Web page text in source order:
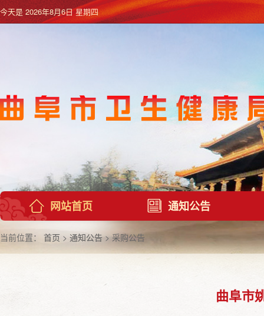
今天是2026年8月6日 星期四
网站首页 通知公告
当前位置： 首页 > 通知公告> 采购公告
曲阜市